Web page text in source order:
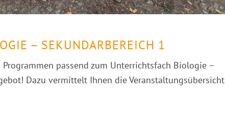
– SEKUNDARBEREICH 1
passend zum Unterrichtsfach Biologie –
Dazu vermittelt Ihnen die Veranstaltungsübersicht